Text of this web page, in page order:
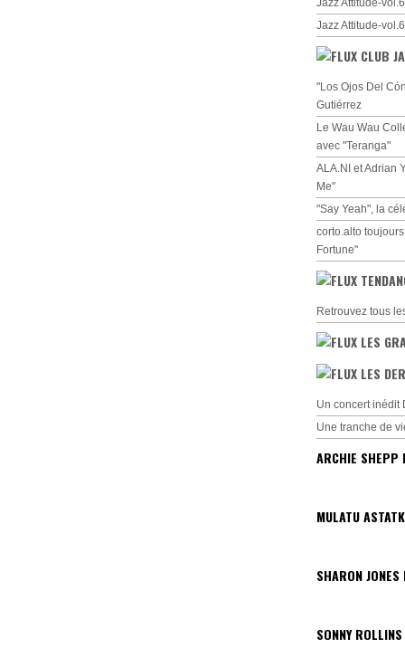
Jazz Attitude-
Jazz Attitude-
CLUB
"Los Ojos Del
Gutiérrez
Le Wau Wau
avec "Teranga"
ALA.NI et Adrian
Me"
"Say Yeah", la
corto.alto
Fortune"
Retrouvez tous
LES
LES
Un concert inédit
Une tranche de
ARCHIE SHEPP
MULATU
SHARON
SONNY